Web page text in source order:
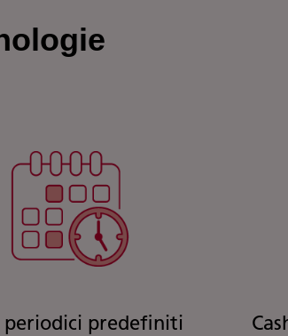
periodici predefiniti